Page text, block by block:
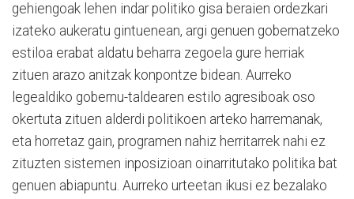
gehiengoak lehen indar politiko gisa beraien ordezkari
izateko aukeratu gintuenean, argi genuen gobernatzeko
estiloa erabat aldatu beharra zegoela gure herriak
zituen arazo anitzak konpontze bidean. Aurreko
legealdiko gobernu-taldearen estilo agresiboak oso
okertuta zituen alderdi politikoen arteko harremanak,
eta horretaz gain, programen nahiz herritarrek nahi ez
zituzten sistemen inposizioan oinarritutako politika bat
genuen abiapuntu. Aurreko urteetan ikusi ez bezalako